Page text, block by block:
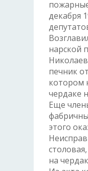
декабря
нарской
печник
котором
чердаке
Еще
этого
на